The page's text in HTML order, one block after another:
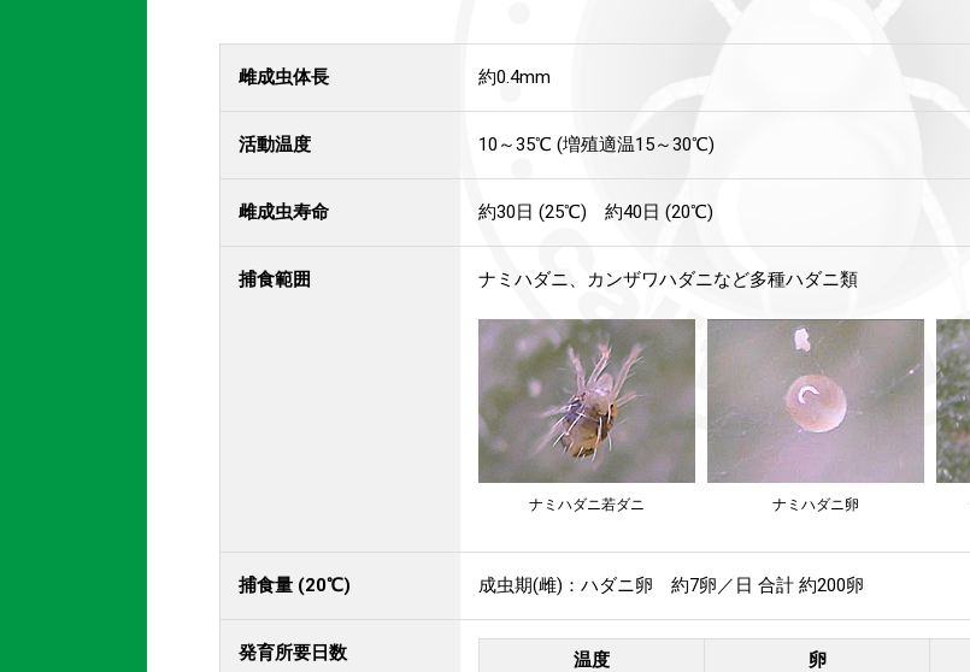
雌成虫体長 約0.4mm
活動温度 10～35℃ (増殖適温15～30℃)
雌成虫寿命 約30日 (25℃) 約40日 (20℃)
捕食範囲 ナミハダニ、カンザワハダニなど多種ハダニ類
ナミハダニ若ダニ ナミハダニ卵
捕食量 (20℃) 成虫期(雌)：ハダニ卵 約7卵／日 合計 約200卵
発育所要日数 温度 卵